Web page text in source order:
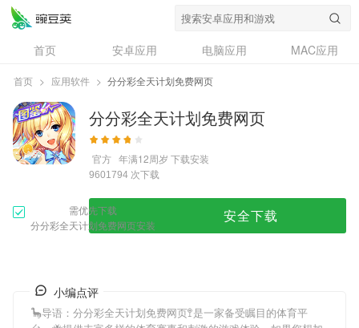
首页 安卓应用 电脑应用
MAC应用
资讯
专题 设计奖
问答
首页 > 应用软件 > 分分彩全天计划免费网页
分分彩全天计划免费网页
官方 年满12周岁 下载安装
9601794 次下载
需优先下载
分分彩全天计划免费网页安装
安全下载
小编点评
🦕导语： 分分彩全天计划免费网页🚏是一家备受瞩目的体育平